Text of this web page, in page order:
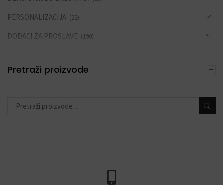
PERSONALIZACIJA (22)
DODACI ZA PROSLAVE (190)
Pretraži proizvode